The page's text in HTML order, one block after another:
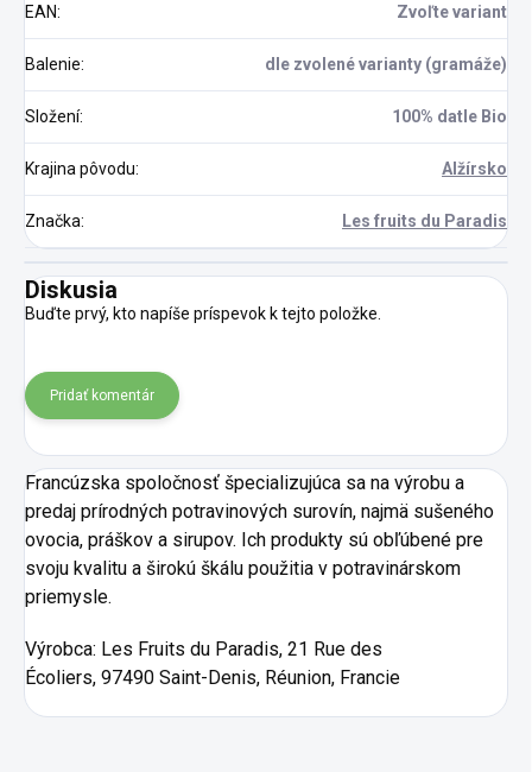
EAN: Zvoľte variant
Balenie: dle zvolené varianty (gramáže)
Složení: 100% datle Bio
Krajina pôvodu: Alžírsko
Značka: Les fruits du Paradis
Diskusia
Buďte prvý, kto napíše príspevok k tejto položke.
Pridať komentár
Francúzska spoločnosť špecializujúca sa na výrobu a
predaj prírodných potravinových surovín, najmä sušeného
ovocia, práškov a sirupov. Ich produkty sú obľúbené pre
svoju kvalitu a širokú škálu použitia v potravinárskom
priemysle.
Výrobca: Les Fruits du Paradis, 21 Rue des
Écoliers, 97490 Saint-Denis, Réunion, Francie